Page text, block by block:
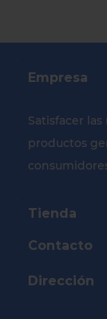
Empresa
Satisfacer
productos
Tienda
Contacto
Dirección